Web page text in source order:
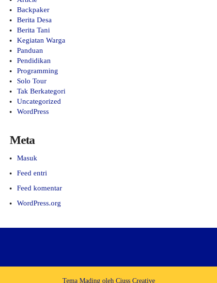
Backpaker
Berita Desa
Berita Tani
Kegiatan Warga
Panduan
Pendidikan
Programming
Solo Tour
Tak Berkategori
Uncategorized
WordPress
Meta
Masuk
Feed entri
Feed komentar
WordPress.org
Tema Mading oleh Ciuss Creative